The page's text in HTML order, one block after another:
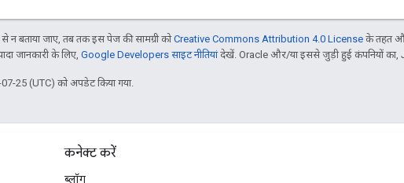
बताया जाए, तब तक इस पेज की सामग्री कोCreative Commons Attribution 4.0 License के तहत
जानकारी के लिए, Google Developers साइट नीतियांदेखें. Oracle और/या इससे जुड़ी हुई कंपनियों का,
25 (UTC) को अपडेट किया गया.
कनेक्ट करें
ब्लॉग